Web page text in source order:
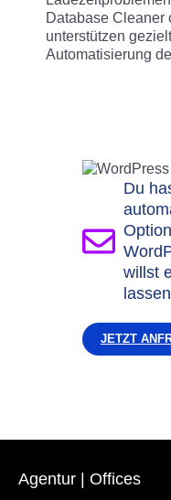
Database Cleaner
unterstützen
Automatisierung
Du
willst
JETZT
Agentur | Offices